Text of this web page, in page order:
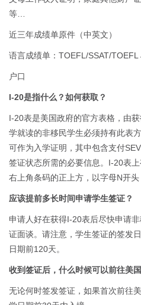
等…
近三年成绩单原件（中英文）
语言成绩单：TOEFL/SSAT/TOEFL
户口
I-20是指什么？如何获取？
I-20表是美国政府的官方表格，由
学就读的非移民学生必须持有此表
可作为入学证明，其中包含支付
签证状态所需的必要信息。I-20表
右上角条码的正上方，以字母N开头
应该提前多长时间申请学生签证？
申请人好在获得I-20表后尽快申请
证面谈。请注意，学生签证的签发
日期前120天。
收到签证后，什么时候可以前往美
无论何时签发签证，如果首次前往